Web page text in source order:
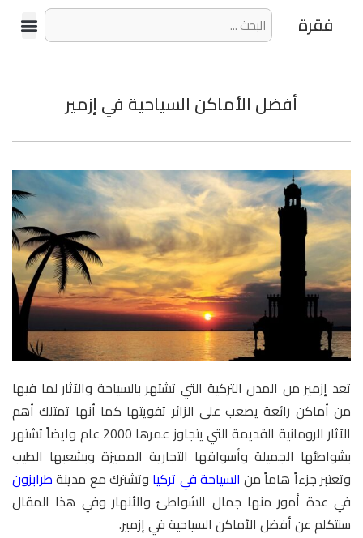
فقرة
أفضل الأماكن السياحية في إزمير
تعد إزمير من المدن التركية التي تشتهر بالسياحة والآثار لما فيها
من أماكن رائعة يصعب على الزائر تفويتها كما أنها تمتلك أهم
الآثار الرومانية القديمة التي يتجاوز عمرها 2000 عام وايضاً تشتهر
بشواطئها الجميلة وأسواقها التجارية المميزة وبشعبها الطيب
وتعتبر جزءاً هاماً من السياحة في تركيا وتشترك مع مدينةطرابزون
في عدة أمور منها جمال الشواطئ والأنهار وفي هذا المقال
سنتكلم عن أفضل الأماكن السياحية في إزمير.